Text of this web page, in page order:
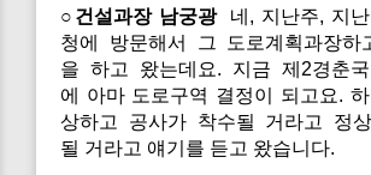
○건설과장 남궁광네, 지난주, 지난
청에 방문해서 그 도로계획과장하
을 하고 왔는데요. 지금 제2경춘
에 아마 도로구역 결정이 되고요.
상하고 공사가 착수될 거라고 정
될 거라고 얘기를 듣고 왔습니다.